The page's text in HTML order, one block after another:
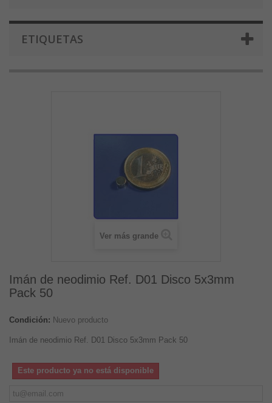
ETIQUETAS
Ver más grande
Imán de neodimio Ref. D01 Disco 5x3mm
Pack 50
Condición: Nuevo producto
Imán de neodimio Ref. D01 Disco 5x3mm Pack 50
Este producto ya no está disponible